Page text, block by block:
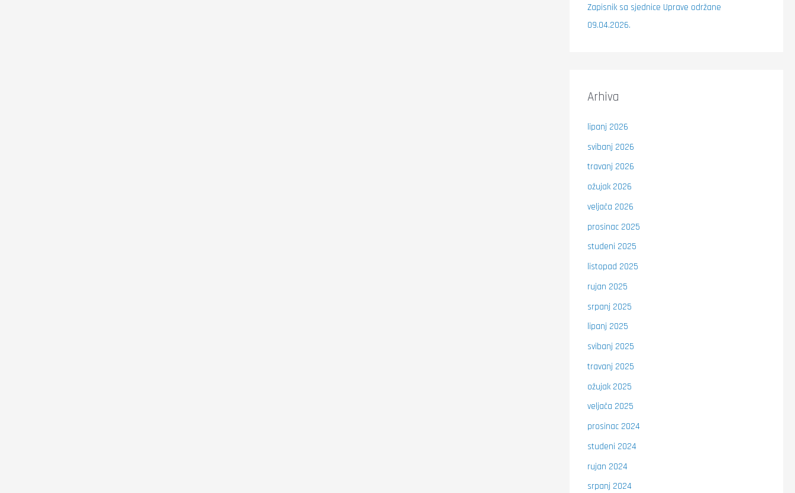
Zapisnik sa sjednice Uprave održane
09.04.2026.
Arhiva
lipanj 2026
svibanj 2026
travanj 2026
ožujak 2026
veljača 2026
prosinac 2025
studeni 2025
listopad 2025
rujan 2025
srpanj 2025
lipanj 2025
svibanj 2025
travanj 2025
ožujak 2025
veljača 2025
prosinac 2024
studeni 2024
rujan 2024
srpanj 2024